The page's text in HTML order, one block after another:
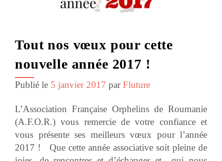
Tout nos vœux pour cette
nouvelle année 2017 !
Publié le 5 janvier 2017 parFluture
L’Association Française Orphelins de Roumanie
(A.F.O.R.) vous remercie de votre confiance et
vous présente ses meilleurs vœux pour l’année
2017 ! Que cette année associative soit pleine de